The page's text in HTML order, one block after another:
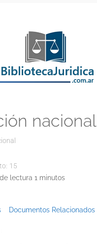
nacional
15
lectura 1 minutos
Documentos Relacionados